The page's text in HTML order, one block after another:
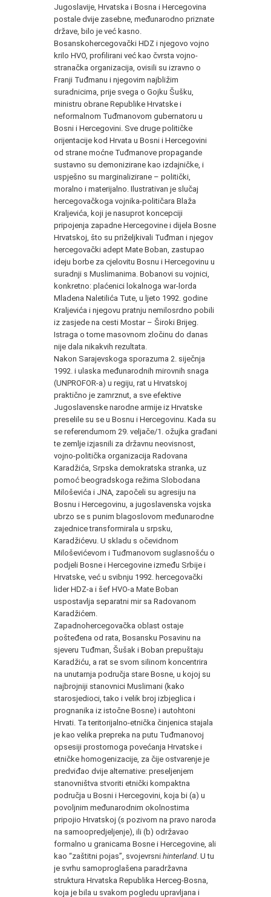
Jugoslavije, Hrvatska i Bosna i Hercegovina
postale dvije zasebne, međunarodno priznate
države, bilo je već kasno.
Bosanskohercegovački HDZ i njegovo vojno
krilo HVO, profilirani već kao čvrsta vojno-
stranačka organizacija, ovisili su izravno o
Franji Tuđmanu i njegovim najbližim
suradnicima, prije svega o Gojku Šušku,
ministru obrane Republike Hrvatske i
neformalnom Tuđmanovom gubernatoru u
Bosni i Hercegovini. Sve druge političke
orijentacije kod Hrvata u Bosni i Hercegovini
od strane moćne Tuđmanove propagande
sustavno su demonizirane kao izdajničke, i
uspješno su marginalizirane – politički,
moralno i materijalno. Ilustrativan je slučaj
hercegovačkoga vojnika-političara Blaža
Kraljevića, koji je nasuprot koncepciji
pripojenja zapadne Hercegovine i dijela Bosne
Hrvatskoj, što su priželjkivali Tuđman i njegov
hercegovački adept Mate Boban, zastupao
ideju borbe za cjelovitu Bosnu i Hercegovinu u
suradnji s Muslimanima. Bobanovi su vojnici,
konkretno: plaćenici lokalnoga war-lorda
Mladena Naletilića Tute, u ljeto 1992. godine
Kraljevića i njegovu pratnju nemilosrdno pobili
iz zasjede na cesti Mostar – Široki Brijeg.
Istraga o tome masovnom zločinu do danas
nije dala nikakvih rezultata.
Nakon Sarajevskoga sporazuma 2. siječnja
1992. i ulaska međunarodnih mirovnih snaga
(UNPROFOR-a) u regiju, rat u Hrvatskoj
praktično je zamrznut, a sve efektive
Jugoslavenske narodne armije iz Hrvatske
preselile su se u Bosnu i Hercegovinu. Kada su
se referendumom 29. veljače/1. ožujka građani
te zemlje izjasnili za državnu neovisnost,
vojno-politička organizacija Radovana
Karadžića, Srpska demokratska stranka, uz
pomoć beogradskoga režima Slobodana
Miloševića i JNA, započeli su agresiju na
Bosnu i Hercegovinu, a jugoslavenska vojska
ubrzo se s punim blagoslovom međunarodne
zajednice transformirala u srpsku,
Karadžićevu. U skladu s očevidnom
Miloševićevom i Tuđmanovom suglasnošću o
podjeli Bosne i Hercegovine između Srbije i
Hrvatske, već u svibnju 1992. hercegovački
lider HDZ-a i šef HVO-a Mate Boban
uspostavlja separatni mir sa Radovanom
Karadžićem.
Zapadnohercegovačka oblast ostaje
pošteđena od rata, Bosansku Posavinu na
sjeveru Tuđman, Šušak i Boban prepuštaju
Karadžiću, a rat se svom silinom koncentrira
na unutarnja područja stare Bosne, u kojoj su
najbrojniji stanovnici Muslimani (kako
starosjedioci, tako i velik broj izbjeglica i
prognanika iz istočne Bosne) i autohtoni
Hrvati. Ta teritorijalno-etnička činjenica stajala
je kao velika prepreka na putu Tuđmanovoj
opsesiji prostornoga povećanja Hrvatske i
etničke homogenizacije, za čije ostvarenje je
predviđao dvije alternative: preseljenjem
stanovništva stvoriti etnički kompaktna
područja u Bosni i Hercegovini, koja bi (a) u
povoljnim međunarodnim okolnostima
pripojio Hrvatskoj (s pozivom na pravo naroda
na samoopredjeljenje), ili (b) održavao
formalno u granicama Bosne i Hercegovine, ali
kao “zaštitni pojas”, svojevrsni hinterland. U tu
je svrhu samoproglašena paradržavna
struktura Hrvatska Republika Herceg-Bosna,
koja je bila u svakom pogledu upravljana i